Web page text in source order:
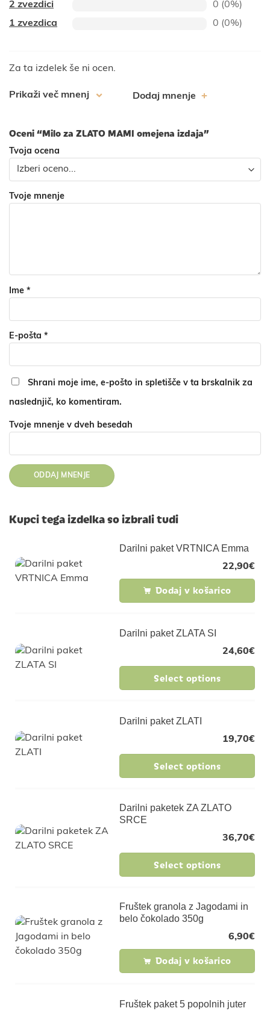
2 zvezdici
0 (0%)
1 zvezdica
0 (0%)
Za ta izdelek še ni ocen.
Prikaži več mnenj Dodaj mnenje
Oceni “Milo za ZLATO MAMI omejena izdaja”
Tvoja ocena
Tvoje mnenje
Ime *
E-pošta *
Shrani moje ime, e-pošto in spletišče v ta brskalnik za
naslednjič, ko komentiram.
Tvoje mnenje v dveh besedah
Kupci tega izdelka so izbrali tudi
Darilni paket VRTNICA Emma
22,90€
Dodaj v košarico
Darilni paket ZLATA SI
24,60€
Select options
Darilni paket ZLATI
19,70€
Select options
Darilni paketek ZA ZLATO
SRCE
36,70€
Select options
Fruštek granola z Jagodami in
belo čokolado 350g
6,90€
Dodaj v košarico
Fruštek paket 5 popolnih juter